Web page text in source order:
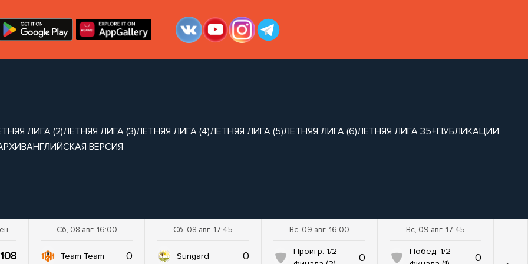
ЛИГА (2)ЛЕТНЯЯ ЛИГА (3)ЛЕТНЯЯ ЛИГА (4)ЛЕТНЯЯ ЛИГА (5)ЛЕТНЯЯ ЛИГА (6)ЛЕТНЯЯ ЛИГА 35+ПУБЛИКАЦИИ
АНГЛИЙСКАЯ ВЕРСИЯ
108
Сб, 08 авг. 16:00
Team Team 0
Сб, 08 авг. 17:45
Sungard 0
Вс, 09 авг. 16:00
Проигр. 1/2
0
Вс, 09 авг. 17:45
Побед. 1/2
0